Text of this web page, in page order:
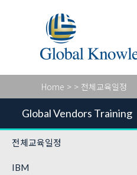
Home > > 전체교육일정
Global Vendors Training
전체교육일정
IBM